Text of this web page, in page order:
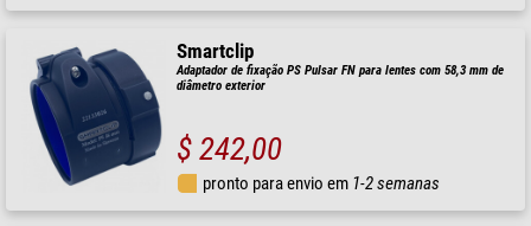
Smartclip
Adaptador de fixação PS Pulsar FN para lentes com 58,3 mm de
diâmetro exterior
$ 242,00
pronto para envio em 1-2 semanas